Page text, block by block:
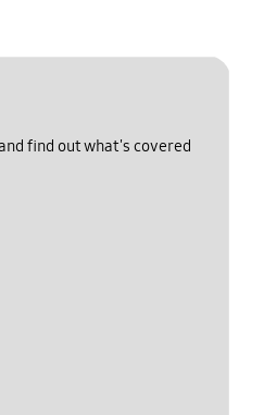
find out what's covered